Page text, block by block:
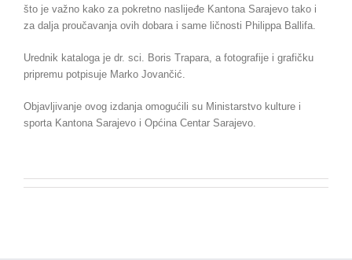
što je važno kako za pokretno naslijeđe Kantona Sarajevo tako i
za dalja proučavanja ovih dobara i same ličnosti Philippa Ballifa.
Urednik kataloga je dr. sci. Boris Trapara, a fotografije i grafičku
pripremu potpisuje Marko Jovančić.
Objavljivanje ovog izdanja omogućili su Ministarstvo kulture i
sporta Kantona Sarajevo i Općina Centar Sarajevo.